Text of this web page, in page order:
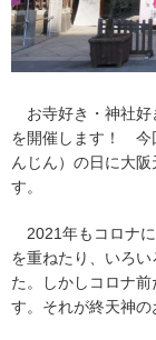
お寺好き・神社好
を開催します！ 今
んじん）の日に大
す。
2021年もコロナに
を重ねたり、いろ
た。しかしコロナ
す。それが終天神の